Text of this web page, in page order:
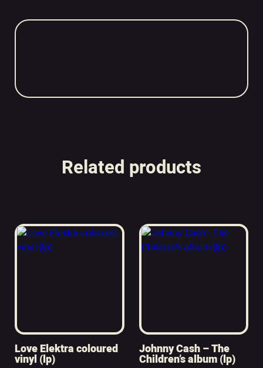
Related products
Love Elektra coloured
vinyl (lp)
Johnny Cash – The
Children’s album (lp)